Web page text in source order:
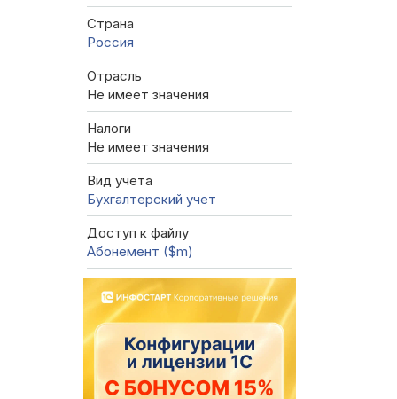
Страна
Россия
Отрасль
Не имеет значения
Налоги
Не имеет значения
Вид учета
Бухгалтерский учет
Доступ к файлу
Абонемент ($m)